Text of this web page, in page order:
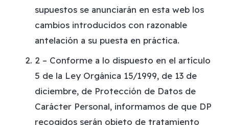
supuestos se anunciarán en esta web los
cambios introducidos con razonable
antelación a su puesta en práctica.
2 – Conforme a lo dispuesto en el artículo
5 de la Ley Orgánica 15/1999, de 13 de
diciembre, de Protección de Datos de
Carácter Personal, informamos de que DP
recogidos serán objeto de tratamiento